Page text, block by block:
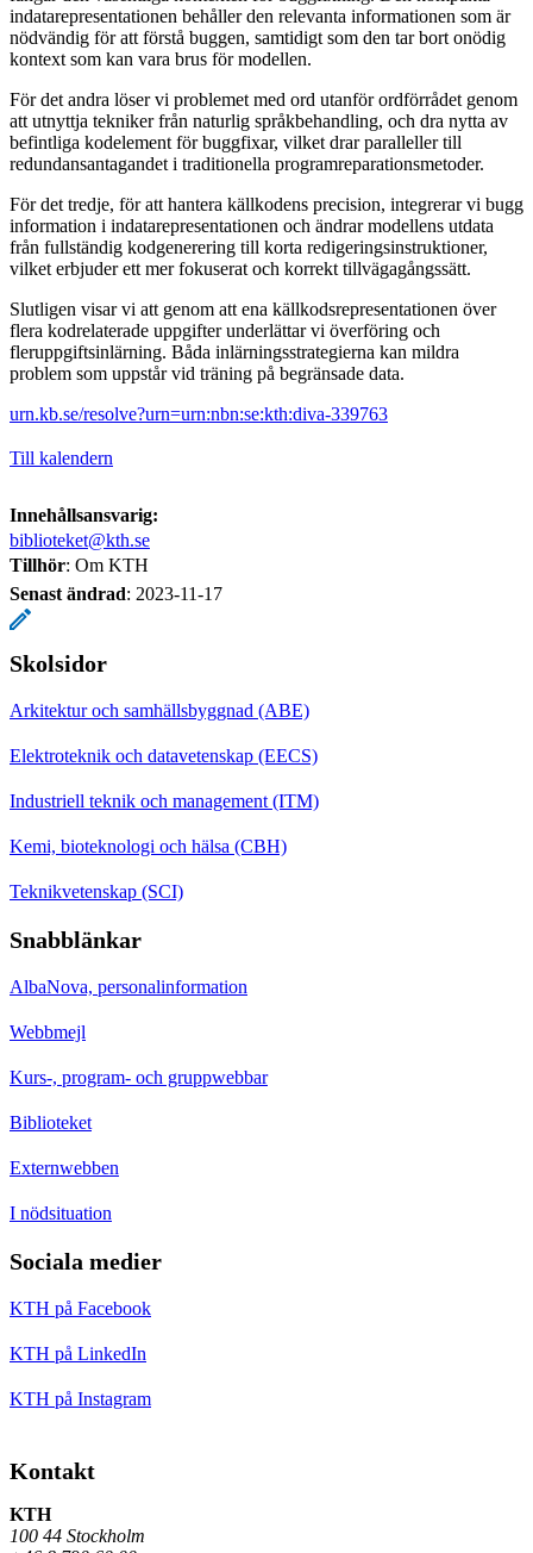
indatarepresentationen behåller den relevanta informationen som är
nödvändig för att förstå buggen, samtidigt som den tar bort onödig
kontext som kan vara brus för modellen.
För det andra löser vi problemet med ord utanför ordförrådet genom
att utnyttja tekniker från naturlig språkbehandling, och dra nytta av
befintliga kodelement för buggfixar, vilket drar paralleller till
redundansantagandet i traditionella programreparationsmetoder.
För det tredje, för att hantera källkodens precision, integrerar vi bugg
information i indatarepresentationen och ändrar modellens utdata
från fullständig kodgenerering till korta redigeringsinstruktioner,
vilket erbjuder ett mer fokuserat och korrekt tillvägagångssätt.
Slutligen visar vi att genom att ena källkodsrepresentationen över
flera kodrelaterade uppgifter underlättar vi överföring och
fleruppgiftsinlärning. Båda inlärningsstrategierna kan mildra
problem som uppstår vid träning på begränsade data.
urn.kb.se/resolve?urn=urn:nbn:se:kth:diva-339763
Till kalendern
Innehållsansvarig:
biblioteket@kth.se
Tillhör: Om KTH
Senast ändrad: 2023-11-17
Skolsidor
Arkitektur och samhällsbyggnad (ABE)
Elektroteknik och datavetenskap (EECS)
Industriell teknik och management (ITM)
Kemi, bioteknologi och hälsa (CBH)
Teknikvetenskap (SCI)
Snabblänkar
AlbaNova, personalinformation
Webbmejl
Kurs-, program- och gruppwebbar
Biblioteket
Externwebben
I nödsituation
Sociala medier
KTH på Facebook
KTH på LinkedIn
KTH på Instagram
Kontakt
KTH
100 44 Stockholm